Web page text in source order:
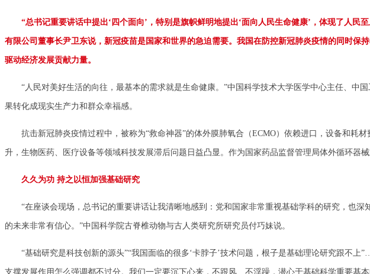
“总书记重要讲话中提出‘四个面向’，特别是旗帜鲜明地提出‘面向人民生命健康’，体现了人
有限公司董事长尹卫东说，新冠疫苗是国家和世界的急迫需要。我国在防控新冠肺炎疫情的同时保
驱动经济发展贡献力量。
“人民对美好生活的向往，最基本的需求就是生命健康。”中国科学技术大学医学中心主任、中
果转化成现实生产力和群众幸福感。
抗击新冠肺炎疫情过程中，被称为“救命神器”的体外膜肺氧合（ECMO）依赖进口，设备和耗
升，生物医药、医疗设备等领域科技发展滞后问题日益凸显。作为国家药品监督管理局体外循环
久久为功 持之以恒加强基础研究
“在座谈会现场，总书记的重要讲话让我清晰地感到：党和国家非常重视基础学科的研究，也深
的未来非常有信心。”中国科学院古脊椎动物与古人类研究所研究员付巧妹说。
“基础研究是科技创新的源头”“我国面临的很多‘卡脖子’技术问题，根子是基础理论研究跟不
支撑发展作用怎么强调都不过分。我们一定要沉下心来，不跟风、不浮躁，潜心于基础科学重要